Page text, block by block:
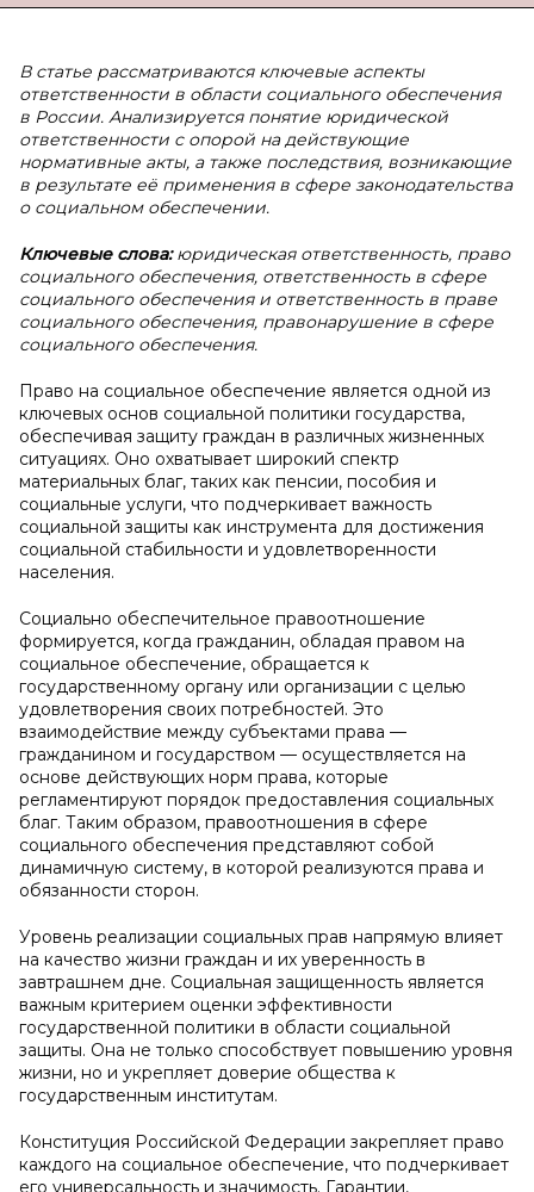
В статье рассматриваются ключевые аспекты
ответственности в области социального обеспечения
в России. Анализируется понятие юридической
ответственности с опорой на действующие
нормативные акты, а также последствия, возникающие
в результате её применения в сфере законодательства
о социальном обеспечении.
Ключевые слова:юридическая ответственность, право
социального обеспечения, ответственность в сфере
социального обеспечения и ответственность в праве
социального обеспечения, правонарушение в сфере
социального обеспечения.
Право на социальное обеспечение является одной из
ключевых основ социальной политики государства,
обеспечивая защиту граждан в различных жизненных
ситуациях. Оно охватывает широкий спектр
материальных благ, таких как пенсии, пособия и
социальные услуги, что подчеркивает важность
социальной защиты как инструмента для достижения
социальной стабильности и удовлетворенности
населения.
Социально обеспечительное правоотношение
формируется, когда гражданин, обладая правом на
социальное обеспечение, обращается к
государственному органу или организации с целью
удовлетворения своих потребностей. Это
взаимодействие между субъектами права —
гражданином и государством — осуществляется на
основе действующих норм права, которые
регламентируют порядок предоставления социальных
благ. Таким образом, правоотношения в сфере
социального обеспечения представляют собой
динамичную систему, в которой реализуются права и
обязанности сторон.
Уровень реализации социальных прав напрямую влияет
на качество жизни граждан и их уверенность в
завтрашнем дне. Социальная защищенность является
важным критерием оценки эффективности
государственной политики в области социальной
защиты. Она не только способствует повышению уровня
жизни, но и укрепляет доверие общества к
государственным институтам.
Конституция Российской Федерации закрепляет право
каждого на социальное обеспечение, что подчеркивает
его универсальность и значимость. Гарантии,